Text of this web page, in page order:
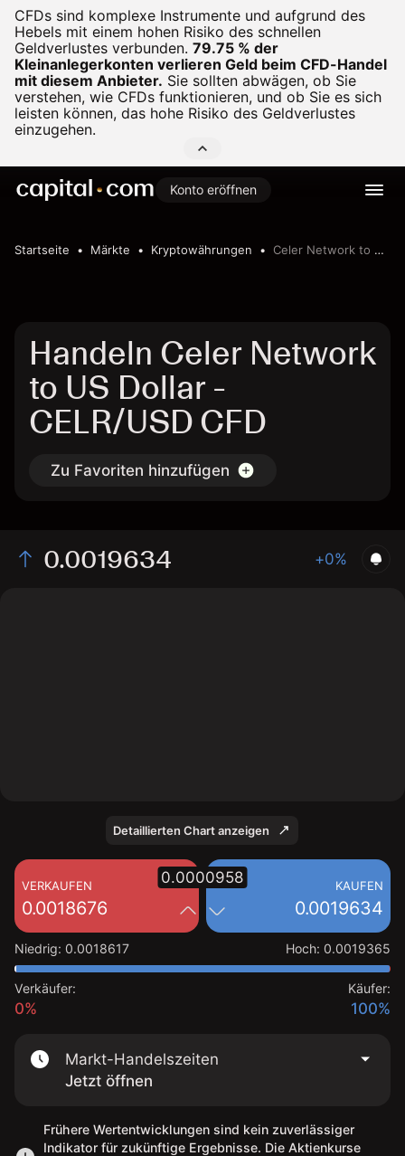
CFDs sind komplexe Instrumente und aufgrund des
Hebels mit einem hohen Risiko des schnellen
Geldverlustes verbunden. 79.75 % der
Kleinanlegerkonten verlieren Geld beim CFD-Handel
mit diesem Anbieter. Sie sollten abwägen, ob Sie
verstehen, wie CFDs funktionieren, und ob Sie es sich
leisten können, das hohe Risiko des Geldverlustes
einzugehen.
Konto eröffnen
Startseite Märkte Kryptowährungen Celer Network to US Dollar
Handeln Celer Network
to US Dollar -
CELR/USD CFD
Zu Favoriten hinzufügen
0.0019634 +0%
Detaillierten Chart anzeigen
VERKAUFEN
0.0018676
KAUFEN
0.0019634
0.0000958
Niedrig: 0.0018617 Hoch: 0.0019365
Verkäufer:
0%
Käufer:
100%
Markt-Handelszeiten
Jetzt öffnen
Frühere Wertentwicklungen sind kein zuverlässiger
Indikator für zukünftige Ergebnisse. Die Aktienkurse